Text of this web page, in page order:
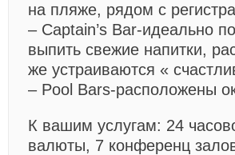
на пляже, рядом с
– Captain’s Bar-идеально
выпить свежие напитки,
же устраиваются «
– Pool Bars-расположены
К вашим услугам: 24
валюты, 7 конференц